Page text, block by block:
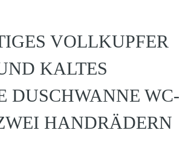
VOLLKUPFER
KALTES W
WC-D
HANDRÄDERN